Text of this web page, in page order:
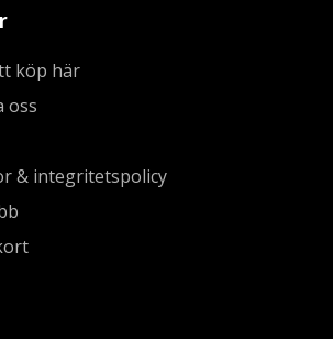
köp här
oss
& integritetspolicy